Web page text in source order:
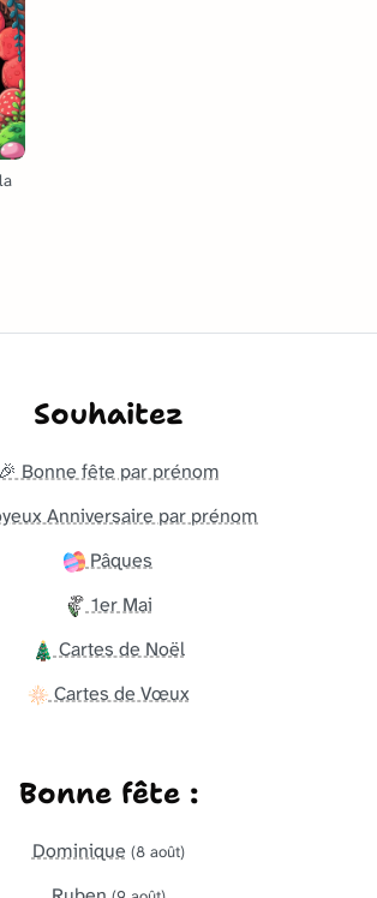
Souhaitez
🎉 Bonne fête par prénom
Anniversaire par prénom
Pâques
1er Mai
Cartes de Noël
Cartes de Vœux
Bonne fête :
Dominique (8 août)